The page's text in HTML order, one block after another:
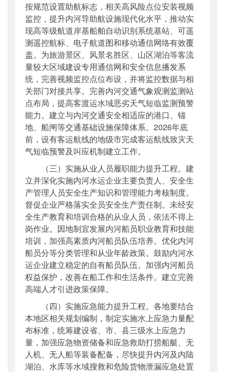
按规范设置助航标志，相关高风险点位安装视频
监控，提升内河导助航设施现代化水平，推动实
现高等级航道岸基船舶自动识别系统基站、可遥
测遥控航标、电子航道图和移动通信网络有效覆
盖。为旅游景区、风景名胜区、山区湖泊等客流
量较大区域建设专用通信网和安全信息播发系
统，完善视频监控点位布设，并将监控数据与相
关部门对接共享。完善内河交通气象观测监测站
点布局，提高客渡运水域恶劣天气短临监测预警
能力。建立与内河交通安全相适应的港口、锚
地、船闸等交通基础设施保障体系。2026年底
前，设有客运航线的地级市完成客运航线致灾天
气短临预警及叫应机制建立工作。
（三）实施从业人员履职能力提升工程。建
立并深化实施内河水运企业主要负责人、安全生
产管理人员安全生产知识和管理能力考核制度。
督促企业严格落实全员安全生产责任制。未经安
全生产教育和培训合格的从业人员，依法不得上
岗作业。因地制宜发展内河船员职业教育和技能
培训，加强高素质内河船员队伍培养。优化内河
船员分等分类管理和从业年龄政策。鼓励内河水
运企业建立稳定的自有船员队伍。加强内河船员
权益保护，改善在船工作和生活条件。建立完善
高端人才引进政策保障。
（四）实施应急能力提升工程。各地要结合
本地区相关规划编制，制定实施水上应急力量配
布标准，统筹建设省、市、县三级水上应急力
量，加强应急物资储备和应急救助打捞船艇、无
人机、无人船等装备配备，尽快提升内河及内陆
湖泊、水库等水域搜救和危险货物泄漏应急处置